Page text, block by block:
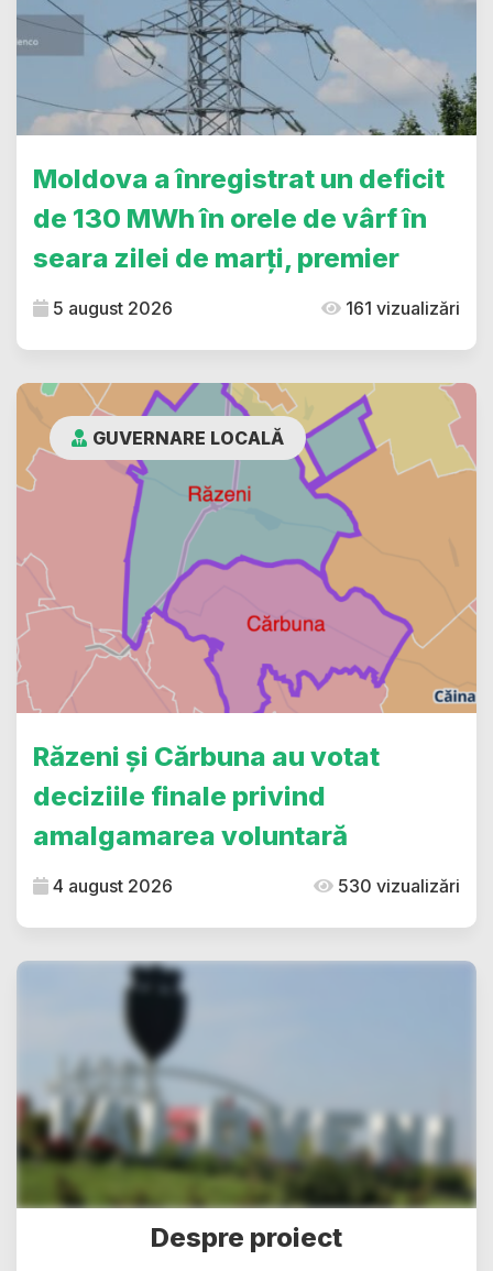
Moldova a înregistrat un deficit
de 130 MWh în orele de vârf în
seara zilei de marți, premier
5 august 2026 161 vizualizări
GUVERNARE LOCALĂ
Răzeni și Cărbuna au votat
deciziile finale privind
amalgamarea voluntară
4 august 2026 530 vizualizări
Despre proiect